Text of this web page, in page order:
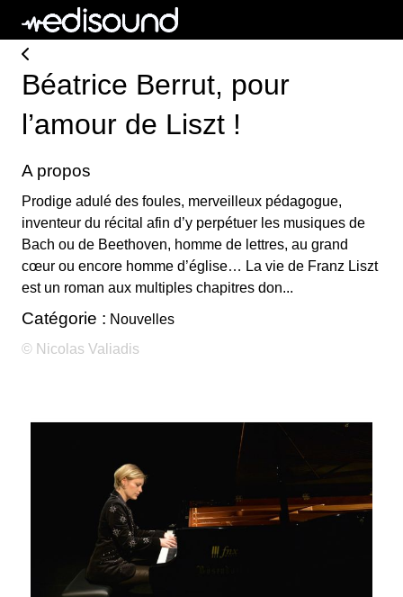
Béatrice Berrut, pour
l’amour de Liszt !
A propos
Prodige adulé des foules, merveilleux pédagogue,
inventeur du récital afin d’y perpétuer les musiques de
Bach ou de Beethoven, homme de lettres, au grand
cœur ou encore homme d’église… La vie de Franz Liszt
est un roman aux multiples chapitres don...
Catégorie : Nouvelles
© Nicolas Valiadis